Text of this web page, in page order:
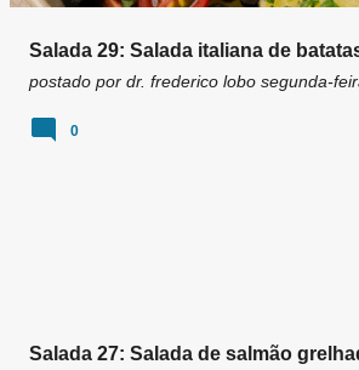
Salada 29: Salada italiana de
postado por dr. frederico lobo segunda-
0
Salada 27: Salada de salmão